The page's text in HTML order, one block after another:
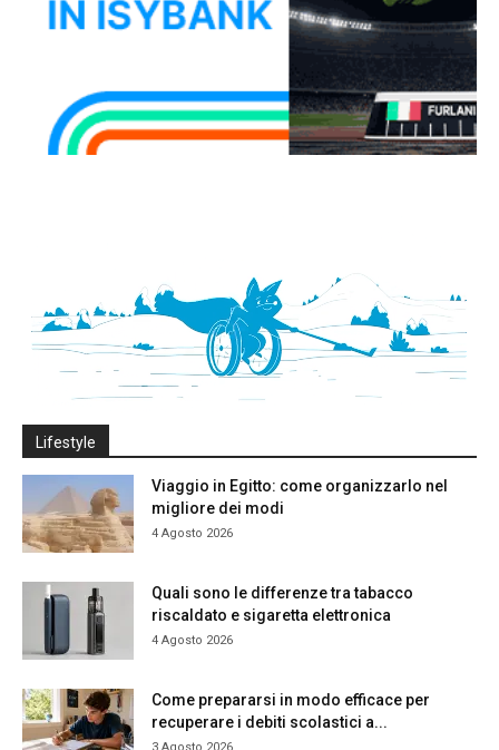
Lifestyle
Viaggio in Egitto: come organizzarlo nel
migliore dei modi
4 Agosto 2026
Quali sono le differenze tra tabacco
riscaldato e sigaretta elettronica
4 Agosto 2026
Come prepararsi in modo efficace per
recuperare i debiti scolastici a...